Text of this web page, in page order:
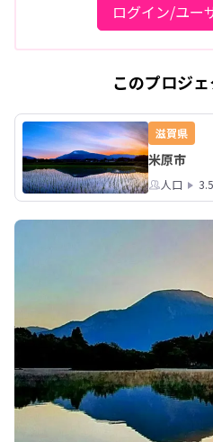
ログイン/ユー
このプロジ
滋賀県
米原市
人口